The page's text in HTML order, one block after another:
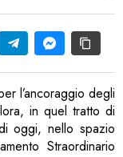
l’ancoraggio degli
in quel tratto di
oggi, nello spazio
Straordinario